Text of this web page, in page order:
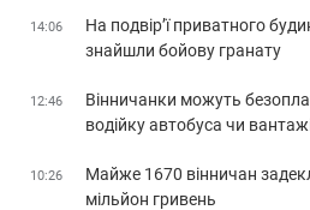
14:06
На подвір’ї приватного
знайшли бойову гранату
12:46
Вінничанки можуть
водійку автобуса чи
10:26
Майже 1670 вінничан
мільйон гривень